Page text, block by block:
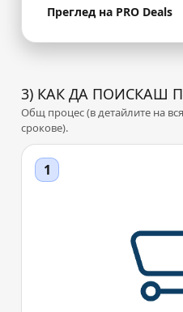
Преглед на PRO Deals
3) КАК ДА ПОИСКАШ
Общ процес (в детайлите на
срокове).